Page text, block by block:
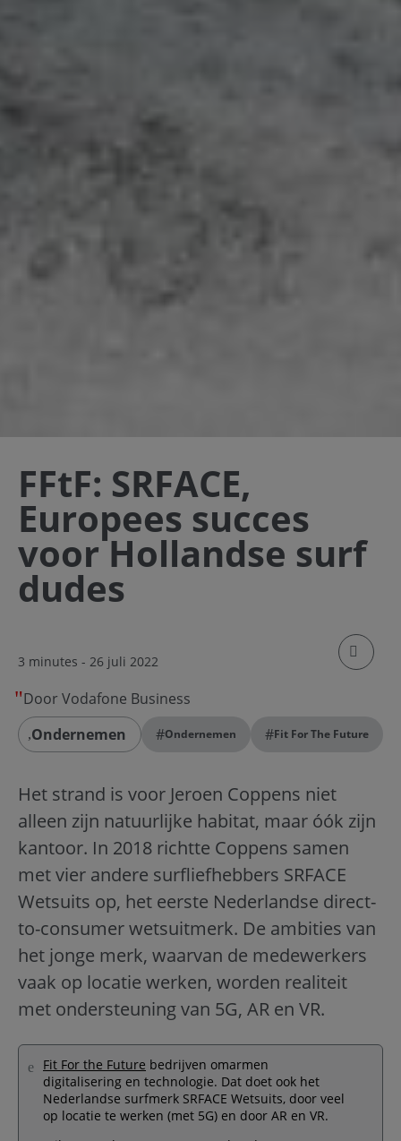
FFtF: SRFACE,
Europees succes
voor Hollandse surf
dudes
3 minutes - 26 juli 2022
klik om
Door Vodafone Business
Ondernemen
#Ondernemen #Fit For The Future
Het strand is voor Jeroen Coppens niet
alleen zijn natuurlijke habitat, maar óók zijn
kantoor. In 2018 richtte Coppens samen
met vier andere surfliefhebbers SRFACE
Wetsuits op, het eerste Nederlandse direct-
to-consumer wetsuitmerk. De ambities van
het jonge merk, waarvan de medewerkers
vaak op locatie werken, worden realiteit
met ondersteuning van 5G, AR en VR.
Fit For the Future bedrijven omarmen
digitalisering en technologie. Dat doet ook het
Nederlandse surfmerk SRFACE Wetsuits, door veel
op locatie te werken (met 5G) en door AR en VR.